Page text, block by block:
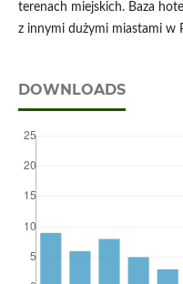
terenach miejskich. Baza
z innymi dużymi miastami w
DOWNLOADS